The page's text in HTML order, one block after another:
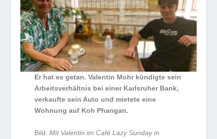
Er hat es getan. Valentin Mohr kündigte sein
Arbeitsverhältnis bei einer Karlsruher Bank,
verkaufte sein Auto und mietete eine
Wohnung auf Koh Phangan.
Bild:Mit Valentin im Café Lazy Sunday in